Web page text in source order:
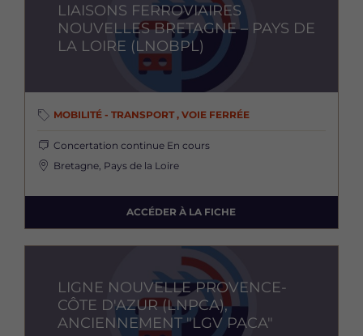
LIAISONS FERROVIAIRES
NOUVELLES BRETAGNE – PAYS DE
LA LOIRE (LNOBPL)
MOBILITÉ - TRANSPORT , VOIE FERRÉE
Concertation continue En cours
Bretagne, Pays de la Loire
ACCÉDER À LA FICHE
LIGNE NOUVELLE PROVENCE-
CÔTE D'AZUR (LNPCA),
ANCIENNEMENT "LGV PACA"